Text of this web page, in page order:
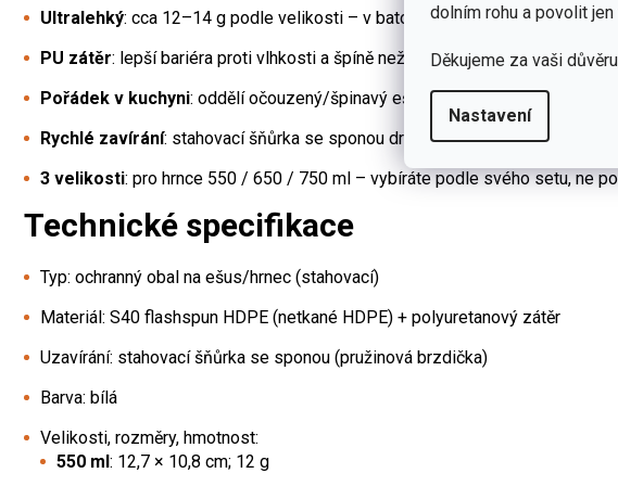
dolním rohu a povolit
Děkujeme za vaši
Nastavení
Ultralehký: cca 12–14 g podle velikosti – v batohu téměř neexistuje.
PU zátěr: lepší bariéra proti vlhkosti a špíně než běžný látkový nebo
Pořádek v kuchyni: oddělí očouzený/špinavý ešus od zbytku výbavy.
Rychlé zavírání: stahovací šňůrka se sponou drží i při cestování.
3 velikosti: pro hrnce 550 / 650 / 750 ml – vybíráte podle svého setu, ne
Technické specifikace
Typ: ochranný obal na ešus/hrnec (stahovací)
Materiál: S40 flashspun HDPE (netkané HDPE) + polyuretanový zátěr
Uzavírání: stahovací šňůrka se sponou (pružinová brzdička)
Barva: bílá
Velikosti, rozměry, hmotnost:
550 ml: 12,7 × 10,8 cm; 12 g